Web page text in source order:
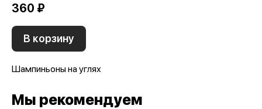
360 ₽
В корзину
Шампиньоны на углях
Мы рекомендуем